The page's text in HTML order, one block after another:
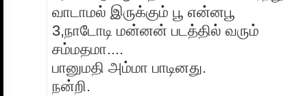
வாடாமல் இருக்கும் பூ என்னபூ
3,நாடோடி மன்னன் படத்தில் வரும்
சம்மதமா....
பானுமதி அம்மா பாடினது.
நன்றி.